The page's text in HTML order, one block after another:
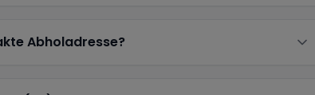
Abholadresse?